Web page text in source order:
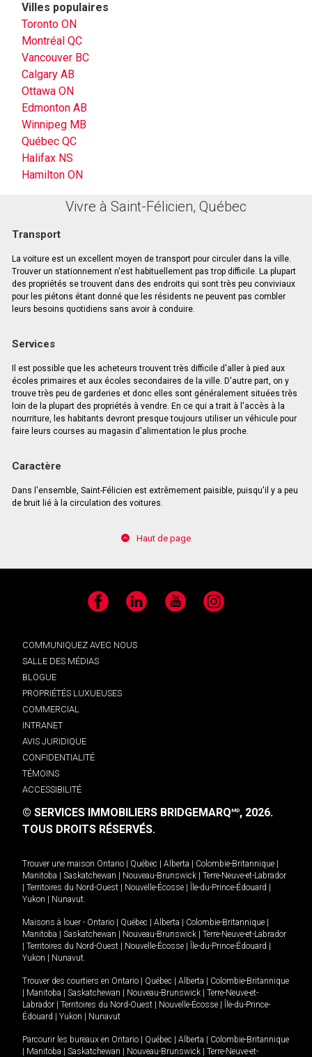
Villes populaires
Toronto ON
Montréal QC
Vancouver BC
Calgary AB
Ottawa ON
Edmonton AB
Winnipeg MB
Québec QC
Halifax NS
Hamilton ON
Vivre à Saint-Félicien, Québec
Transport
La voiture est un excellent moyen de transport pour circuler dans la ville.
Trouver un stationnement n'est habituellement pas trop difficile. La plupart
des propriétés se trouvent dans des endroits qui sont très peu conviviaux
pour les piétons étant donné que les résidents ne peuvent pas combler
leurs besoins quotidiens sans avoir à conduire.
Services
Il est possible que les acheteurs trouvent très difficile d'aller à pied aux
écoles primaires et aux écoles secondaires de la ville. D'autre part, on y
trouve très peu de garderies et donc elles sont généralement situées très
loin de la plupart des propriétés à vendre. En ce qui a trait à l'accès à la
nourriture, les habitants devront presque toujours utiliser un véhicule pour
faire leurs courses au magasin d'alimentation le plus proche.
Caractère
Dans l'ensemble, Saint-Félicien est extrêmement paisible, puisqu'il y a peu
de bruit lié à la circulation des voitures.
Haut de page
Facebook LinkedIn YouTube Instagram
COMMUNIQUEZ AVEC NOUS
SALLE DES MÉDIAS
BLOGUE
PROPRIÉTÉS LUXUEUSES
COMMERCIAL
INTRANET
AVIS JURIDIQUE
CONFIDENTIALITÉ
TÉMOINS
ACCESSIBILITÉ
© SERVICES IMMOBILIERS BRIDGEMARQMD, 2026.
TOUS DROITS RÉSERVÉS.
Trouver une maison Ontario | Québec | Alberta | Colombie-Britannique |
Manitoba | Saskatchewan | Nouveau-Brunswick | Terre-Neuve-et-Labrador
| Territoires du Nord-Ouest | Nouvelle-Écosse | Île-du-Prince-Édouard |
Yukon | Nunavut
Maisons à louer - Ontario | Québec | Alberta | Colombie-Britannique |
Manitoba | Saskatchewan | Nouveau-Brunswick | Terre-Neuve-et-Labrador
| Territoires du Nord-Ouest | Nouvelle-Écosse | Île-du-Prince-Édouard |
Yukon | Nunavut
Trouver des courtiers en Ontario | Québec | Alberta | Colombie-Britannique
| Manitoba | Saskatchewan | Nouveau-Brunswick | Terre-Neuve-et-
Labrador | Territoires du Nord-Ouest | Nouvelle-Écosse | Île-du-Prince-
Édouard | Yukon | Nunavut
Parcourir les bureaux en Ontario | Québec | Alberta | Colombie-Britannique
| Manitoba | Saskatchewan | Nouveau-Brunswick | Terre-Neuve-et-